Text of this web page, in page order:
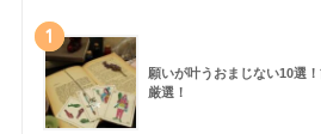
1
願いが叶うおまじない10選
厳選！